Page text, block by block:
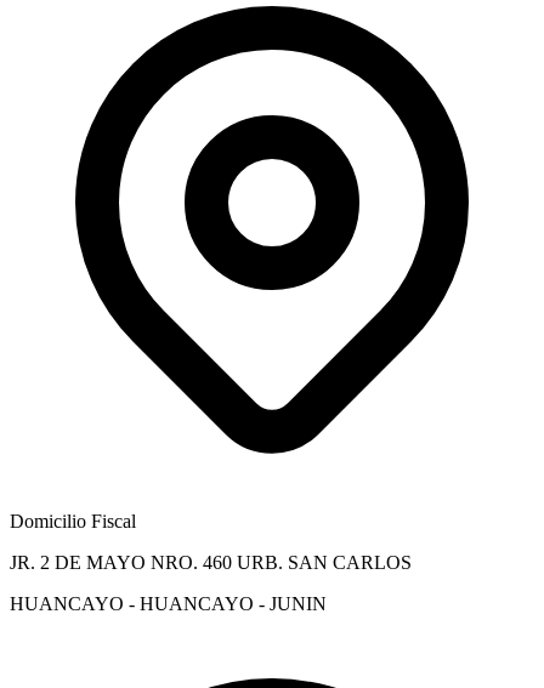
Domicilio Fiscal
JR. 2 DE MAYO NRO. 460 URB. SAN CARLOS
HUANCAYO - HUANCAYO - JUNIN